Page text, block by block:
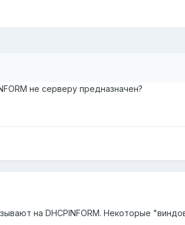
не серверу предназначен?
на DHCPINFORM. Некоторые